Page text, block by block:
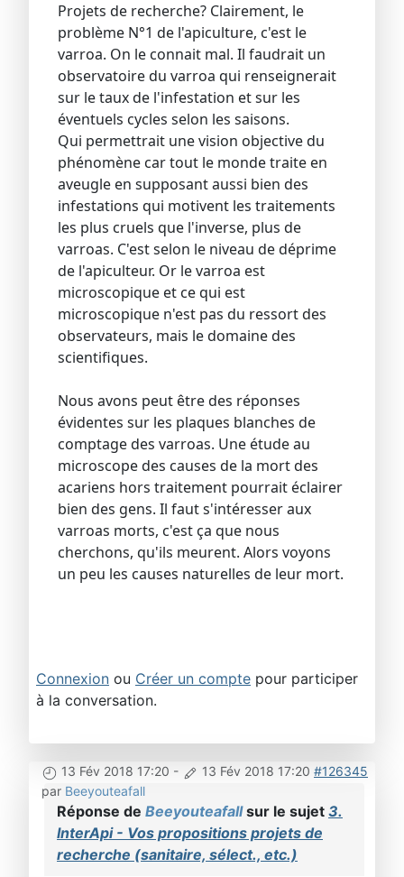
Projets de recherche? Clairement, le
problème N°1 de l'apiculture, c'est le
varroa. On le connait mal. Il faudrait un
observatoire du varroa qui renseignerait
sur le taux de l'infestation et sur les
éventuels cycles selon les saisons.
Qui permettrait une vision objective du
phénomène car tout le monde traite en
aveugle en supposant aussi bien des
infestations qui motivent les traitements
les plus cruels que l'inverse, plus de
varroas. C'est selon le niveau de déprime
de l'apiculteur. Or le varroa est
microscopique et ce qui est
microscopique n'est pas du ressort des
observateurs, mais le domaine des
scientifiques.
Nous avons peut être des réponses
évidentes sur les plaques blanches de
comptage des varroas. Une étude au
microscope des causes de la mort des
acariens hors traitement pourrait éclairer
bien des gens. Il faut s'intéresser aux
varroas morts, c'est ça que nous
cherchons, qu'ils meurent. Alors voyons
un peu les causes naturelles de leur mort.
Connexion ou Créer un compte pour participer
à la conversation.
13 Fév 2018 17:20 - 13 Fév 2018 17:20 #126345
par Beeyouteafall
Réponse de Beeyouteafallsur le sujet 3.
InterApi - Vos propositions projets de
recherche (sanitaire, sélect., etc.)